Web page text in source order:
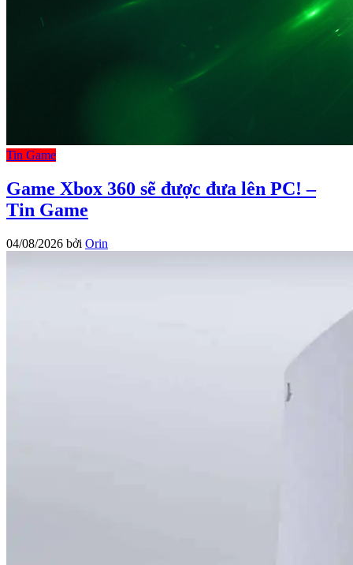
Tin Game
Game Xbox 360 sẽ được đưa lên PC! –
Tin Game
04/08/2026 bởi Orin